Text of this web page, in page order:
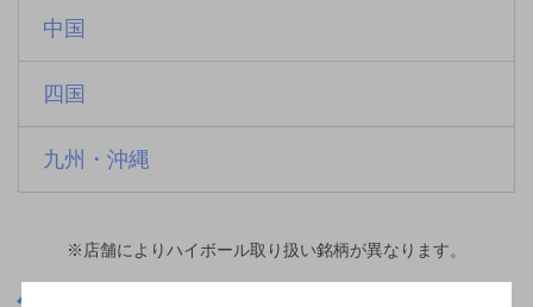
中国
四国
九州・沖縄
※店舗によりハイボール取り扱い銘柄が異なります。